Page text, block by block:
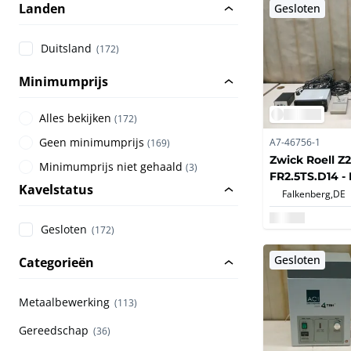
Landen
Duitsland (172)
Minimumprijs
Alles bekijken (172)
Geen minimumprijs (169)
Minimumprijs niet gehaald (3)
Kavelstatus
Gesloten (172)
Categorieën
Metaalbewerking (113)
Gereedschap (36)
Gesloten
A7-46756-1
Zwick Roell
FR2.5TS.D14
Falkenberg, DE
Gesloten